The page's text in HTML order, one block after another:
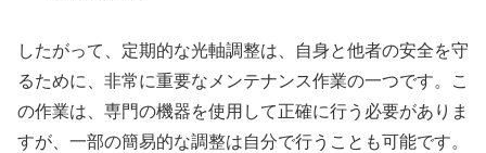
したがって、定期的な光軸調整は、自身と他者の安全を守
るために、非常に重要なメンテナンス作業の一つです。こ
の作業は、専門の機器を使用して正確に行う必要がありま
すが、一部の簡易的な調整は自分で行うことも可能です。